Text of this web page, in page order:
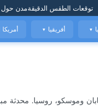
توقعات الطقس الدقيقةمدن حول
▼ أفريقيا ▼ أمريكا